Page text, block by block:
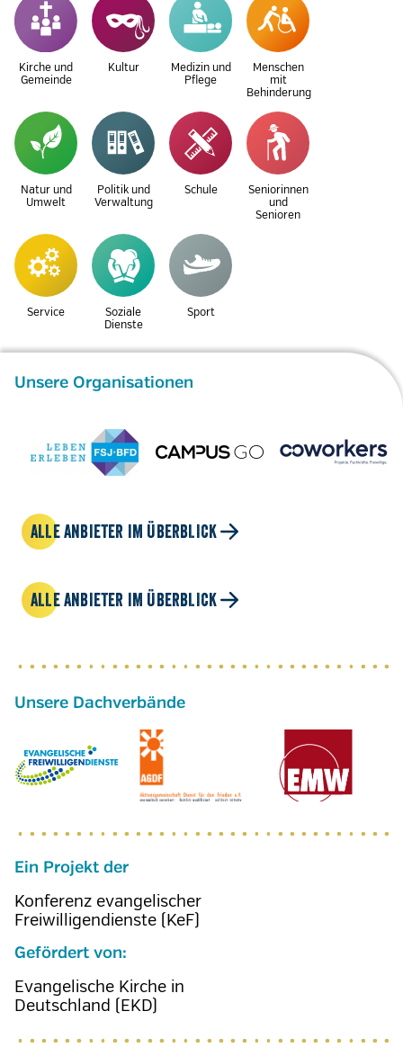
Kirche und
Gemeinde
Kultur
Medizin und
Pflege
Menschen
mit
Behinderung
Natur und
Umwelt
Politik und
Verwaltung
Schule
Seniorinnen
und
Senioren
Service
Soziale
Dienste
Sport
Unsere Organisationen
ALLE ANBIETER IM ÜBERBLICK
ALLE ANBIETER IM ÜBERBLICK
Ein Projekt der
Konferenz evangelischer
Freiwilligendienste (KeF)
Gefördert von:
Evangelische Kirche in
Deutschland (EKD)